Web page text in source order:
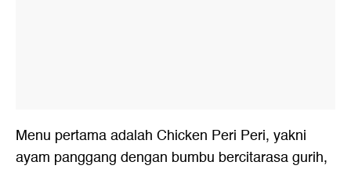
Menu pertama adalah Chicken Peri Peri, yakni
ayam panggang dengan bumbu bercitarasa gurih,